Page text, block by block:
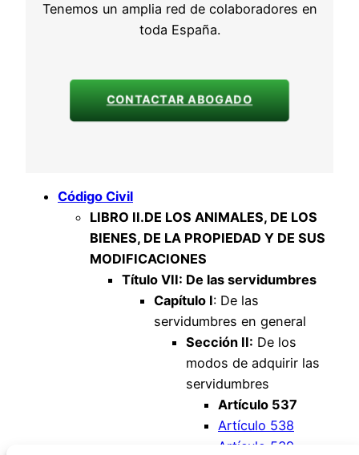
Tenemos un amplia red de colaboradores en
toda España.
CONTACTAR ABOGADO
Código Civil
LIBRO II.DE LOS ANIMALES, DE LOS
BIENES, DE LA PROPIEDAD Y DE SUS
MODIFICACIONES
Título VII: De las servidumbres
Capítulo I: De las
servidumbres en general
Sección II: De los
modos de adquirir las
servidumbres
Artículo 537
Artículo 538
Artículo 539